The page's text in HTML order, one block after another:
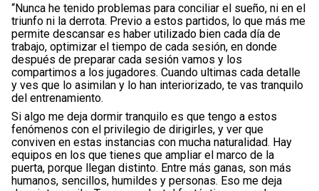
“Nunca he tenido problemas para conciliar el sueño, ni en el
triunfo ni la derrota. Previo a estos partidos, lo que más me
permite descansar es haber utilizado bien cada día de
trabajo, optimizar el tiempo de cada sesión, en donde
después de preparar cada sesión vamos y los
compartimos a los jugadores. Cuando ultimas cada detalle
y ves que lo asimilan y lo han interiorizado, te vas tranquilo
del entrenamiento.
Si algo me deja dormir tranquilo es que tengo a estos
fenómenos con el privilegio de dirigirles, y ver que
conviven en estas instancias con mucha naturalidad. Hay
equipos en los que tienes que ampliar el marco de la
puerta, porque llegan distinto. Entre más ganas, son más
humanos, sencillos, humildes y personas. Eso me deja